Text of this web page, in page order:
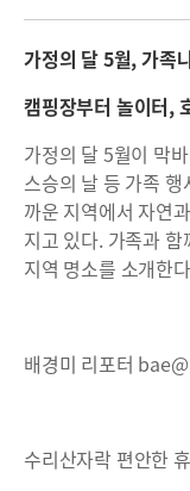
가정의 달 5월, 가족
캠핑장부터 놀이터,
가정의 달 5월이 막
스승의 날 등 가족
까운 지역에서 자연
지고 있다. 가족과 함
지역 명소를 소개한
배경미 리포터
수리산자락 편안한